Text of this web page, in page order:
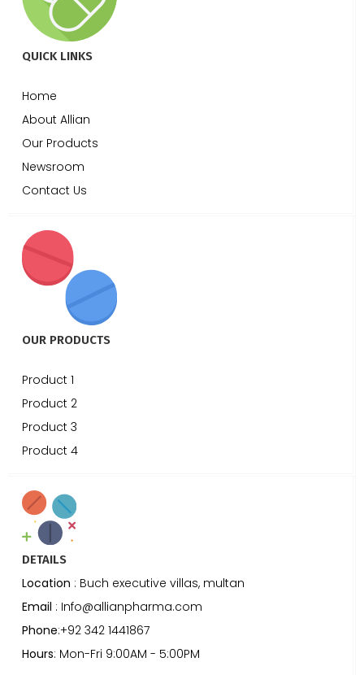
QUICK LINKS
Home
About Allian
Our Products
Newsroom
Contact Us
OUR PRODUCTS
Product 1
Product 2
Product 3
Product 4
DETAILS
Location : Buch executive villas, multan
Email : Info@allianpharma.com
Phone:+92 342 1441867
Hours: Mon-Fri 9:00AM - 5:00PM